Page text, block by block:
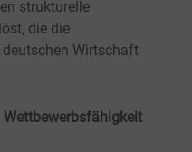
strukturelle
die die
Wirtschaft
Wettbewerbsfähigkeit